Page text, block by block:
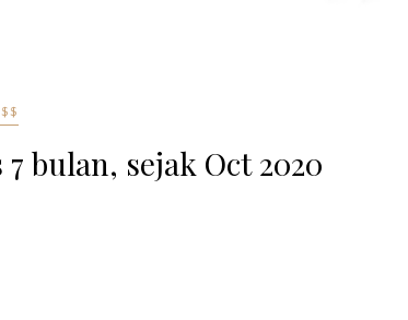
bulan, sejak Oct 2020